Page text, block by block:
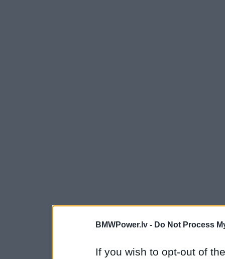
BMWPower.lv - Do Not Process
If you wish to opt-out of